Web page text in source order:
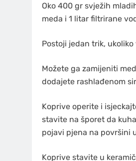
Oko 400 gr svježih
meda i 1 litar filtrirane
Postoji jedan trik,
Možete ga zamijeniti
dodajete rashlađenom
Koprive operite i
stavite na šporet da
pojavi pjena na površini
Koprive stavite u